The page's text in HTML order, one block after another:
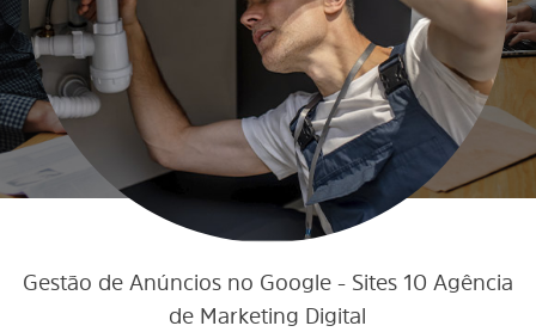
Google ADS
para DESENTUPIDORA
São João Nepomuceno - MG
ENVIE UM WHATSAPP
Gestão de Anúncios no Google - Sites 10 Agência
de Marketing Digital